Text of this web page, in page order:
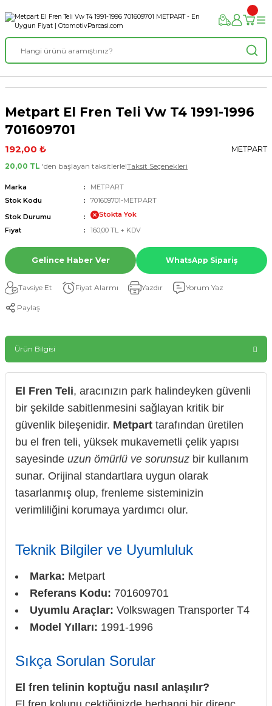
Metpart El Fren Teli Vw T4 1991-1996
701609701
192,00 ₺
METPART
20,00 TL 'den başlayan taksitlerle!Taksit Seçenekleri
Marka
METPART
Stok Kodu
701609701-METPART
Stok Durumu
Stokta Yok
Fiyat
160,00 TL + KDV
Gelince Haber Ver WhatsApp Sipariş
Tavsiye Et Fiyat Alarmı Yazdır Yorum Yaz
Paylaş
Ürün Bilgisi
El Fren Teli, aracınızın park halindeyken güvenli
bir şekilde sabitlenmesini sağlayan kritik bir
güvenlik bileşenidir. Metpart tarafından üretilen
bu el fren teli, yüksek mukavemetli çelik yapısı
sayesinde uzun ömürlü ve sorunsuz bir kullanım
sunar. Orijinal standartlara uygun olarak
tasarlanmış olup, frenleme sisteminizin
verimliliğini korumaya yardımcı olur.
Teknik Bilgiler ve Uyumluluk
Marka: Metpart
Referans Kodu: 701609701
Uyumlu Araçlar: Volkswagen Transporter T4
Model Yılları: 1991-1996
Sıkça Sorulan Sorular
El fren telinin koptuğu nasıl anlaşılır?